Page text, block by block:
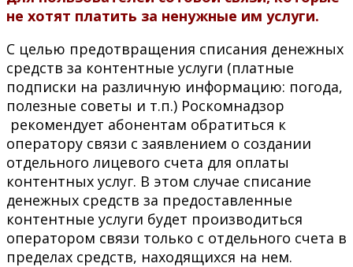
не хотят платить за ненужные им услуги.
С целью предотвращения списания денежных
средств за контентные услуги (платные
подписки на различную информацию: погода,
полезные советы и т.п.) Роскомнадзор
рекомендует абонентам обратиться к
оператору связи с заявлением о создании
отдельного лицевого счета для оплаты
контентных услуг. В этом случае списание
денежных средств за предоставленные
контентные услуги будет производиться
оператором связи только с отдельного счета в
пределах средств, находящихся на нем.